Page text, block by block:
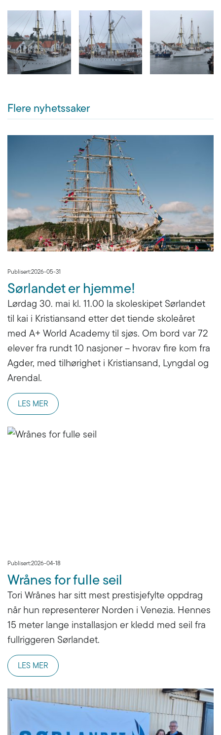
Flere nyhetssaker
Publisert:2026-05-31
Sørlandet er hjemme!
Lørdag 30. mai kl. 11.00 la skoleskipet Sørlandet
til kai i Kristiansand etter det tiende skoleåret
med A+ World Academy til sjøs. Om bord var 72
elever fra rundt 10 nasjoner – hvorav fire kom fra
Agder, med tilhørighet i Kristiansand, Lyngdal og
Arendal.
LES MER
Publisert:2026-04-18
Wrånes for fulle seil
Tori Wrånes har sitt mest prestisjefylte oppdrag
når hun representerer Norden i Venezia. Hennes
15 meter lange installasjon er kledd med seil fra
fullriggeren Sørlandet.
LES MER